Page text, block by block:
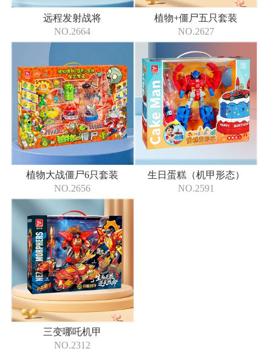
远程发射战将
NO.2664
植物+僵尸五只套装
NO.2627
植物大战僵尸6只套装
NO.2656
生日蛋糕（机甲形态）
NO.2591
三变哪吒机甲
NO.2312